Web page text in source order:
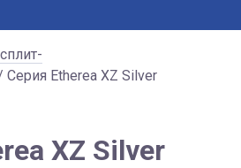
Серия Etherea XZ Silver
XZ Silver